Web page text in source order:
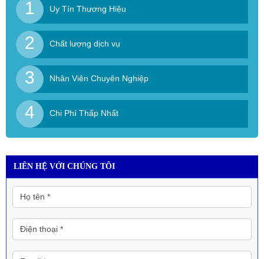
1 Uy Tín Thương Hiệu
2 Chất lượng dịch vụ
3 Nhân Viên Chuyên Nghiệp
4 Chi Phí Thấp Nhất
LIÊN HỆ VỚI CHÚNG TÔI